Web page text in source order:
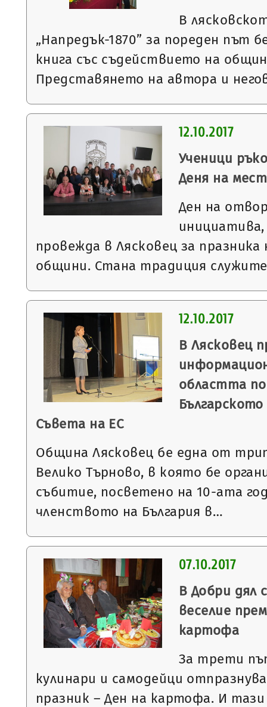
В
„Напредък-1870” за пореден път
книга със съдействието на
Представянето на автора и
12.10.2017
Ученици
Деня на
Ден на
провежда в Лясковец за празника
общини. Стана традиция
12.10.2017
В Лясковец
областта
Съвета на ЕС
Община Лясковец бе една от
Велико Търново, в която бе
събитие, посветено на 10-ата
членството на България в…
07.10.2017
В Добри дял
веселие
картофа
За трети
кулинари и самодейци
празник – Ден на картофа. И тази